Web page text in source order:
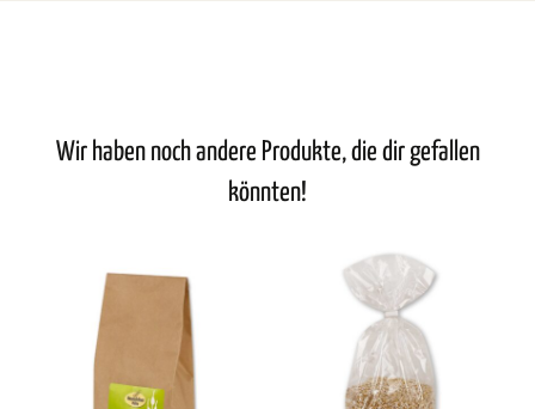
Wir haben noch andere Produkte, die dir gefallen
könnten!